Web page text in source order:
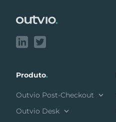
Produto.
Outvio Post-Checkout
Outvio Desk